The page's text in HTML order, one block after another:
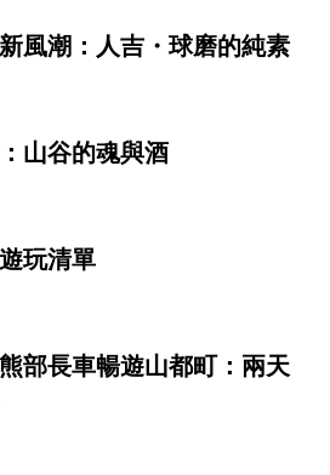
風潮：人吉・球磨的純素
山谷的魂與酒
玩清單
部長車暢遊山都町：兩天